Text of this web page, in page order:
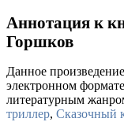
Аннотация к
Горшков
Данное
электронном
литературным
триллер, Сказочный